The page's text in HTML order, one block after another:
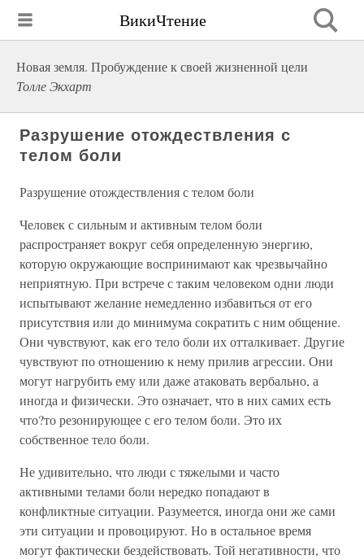
ВикиЧтение
Новая земля. Пробуждение к своей жизненной цели
Толле Экхарт
Разрушение отождествления с
телом боли
Разрушение отождествления с телом боли
Человек с сильным и активным телом боли
распространяет вокруг себя определенную энергию,
которую окружающие воспринимают как чрезвычайно
неприятную. При встрече с таким человеком одни люди
испытывают желание немедленно избавиться от его
присутствия или до минимума сократить с ним общение.
Они чувствуют, как его тело боли их отталкивает. Другие
чувствуют по отношению к нему прилив агрессии. Они
могут нагрубить ему или даже атаковать вербально, а
иногда и физически. Это означает, что в них самих есть
что?то резонирующее с его телом боли. Это их
собственное тело боли.
Не удивительно, что люди с тяжелыми и часто
активными телами боли нередко попадают в
конфликтные ситуации. Разумеется, иногда они же сами
эти ситуации и провоцируют. Но в остальное время
могут фактически бездействовать. Той негативности, что